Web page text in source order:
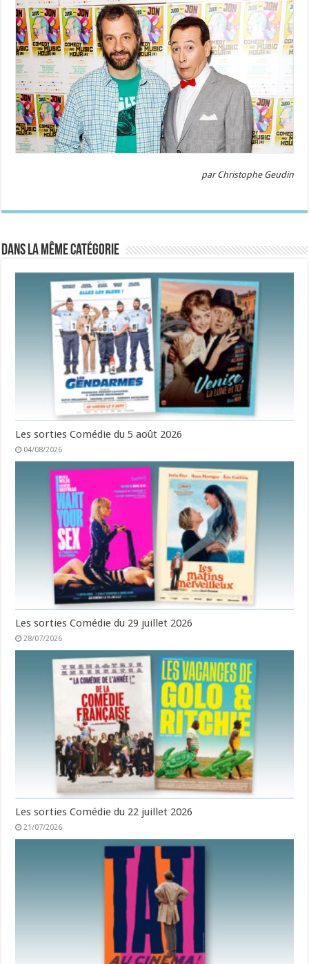
par Christophe Geudin
Dans la même catégorie
Les sorties Comédie du 5 août 2026
04/08/2026
Les sorties Comédie du 29 juillet 2026
28/07/2026
Les sorties Comédie du 22 juillet 2026
21/07/2026